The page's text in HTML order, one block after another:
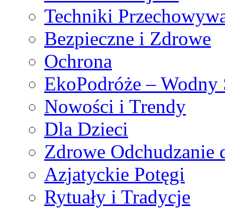
Techniki
Bezpieczne i Zdrowe
Ochrona
EkoPodróże –
Nowości i Trendy
Dla Dzieci
Zdrowe Odchudzanie
Azjatyckie Potęgi
Rytuały i Tradycje